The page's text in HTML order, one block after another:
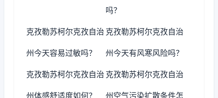
吗？
克孜勒苏柯尔克孜自治
州今天容易过敏吗？
克孜勒苏柯尔克孜自治
州今天有风寒风险吗？
克孜勒苏柯尔克孜自治
州体感舒适度如何？
克孜勒苏柯尔克孜自治
州空气污染扩散条件怎